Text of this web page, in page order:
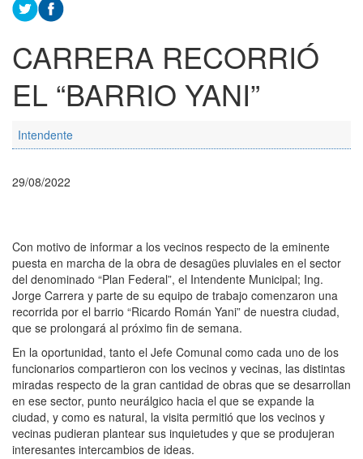
CARRERA RECORRIÓ
EL “BARRIO YANI”
Intendente
29/08/2022
Con motivo de informar a los vecinos respecto de la eminente
puesta en marcha de la obra de desagües pluviales en el sector
del denominado “Plan Federal”, el Intendente Municipal; Ing.
Jorge Carrera y parte de su equipo de trabajo comenzaron una
recorrida por el barrio “Ricardo Román Yani” de nuestra ciudad,
que se prolongará al próximo fin de semana.
En la oportunidad, tanto el Jefe Comunal como cada uno de los
funcionarios compartieron con los vecinos y vecinas, las distintas
miradas respecto de la gran cantidad de obras que se desarrollan
en ese sector, punto neurálgico hacia el que se expande la
ciudad, y como es natural, la visita permitió que los vecinos y
vecinas pudieran plantear sus inquietudes y que se produjeran
interesantes intercambios de ideas.